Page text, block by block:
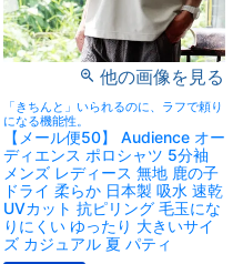
他の画像を見る
「きちんと」いられるのに、ラフで頼り
になる機能性。
【メール便50】 Audience オー
ディエンス ポロシャツ 5分袖
メンズ レディース 無地 鹿の子
ドライ 柔らか 日本製 吸水 速乾
UVカット 抗ピリング 毛玉にな
りにくい ゆったり 大きいサイ
ズ カジュアル 夏 パティ